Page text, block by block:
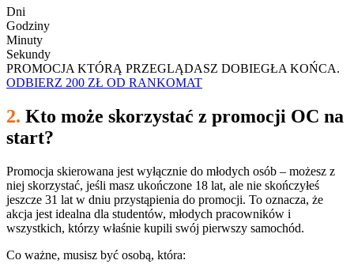
Dni
Godziny
Minuty
Sekundy
PROMOCJA KTÓRĄ PRZEGLĄDASZ DOBIEGŁA KOŃCA.
ODBIERZ 200 ZŁ OD RANKOMAT
2. Kto może skorzystać z promocji OC na
start?
Promocja skierowana jest wyłącznie do młodych osób – możesz z
niej skorzystać, jeśli masz ukończone 18 lat, ale nie skończyłeś
jeszcze 31 lat w dniu przystąpienia do promocji. To oznacza, że
akcja jest idealna dla studentów, młodych pracowników i
wszystkich, którzy właśnie kupili swój pierwszy samochód.
Co ważne, musisz być osobą, która: